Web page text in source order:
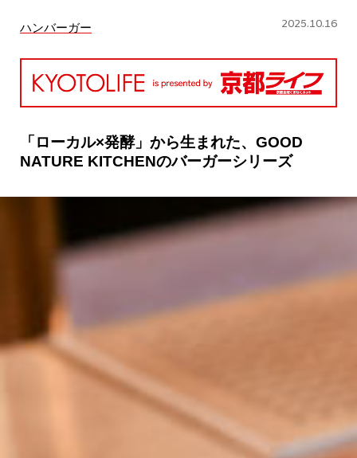
MAIN MENU
SERIES
カレーが好き
私と店のはなし
今月の京みやげ
京都の書店
ハンバーガー 2025.10.16
「ローカル×発酵」から生まれた、GOOD
NATURE KITCHENのバーガーシリーズ